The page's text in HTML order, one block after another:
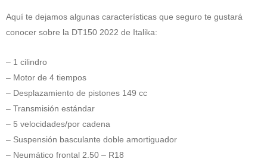
Aquí te dejamos algunas características que seguro te gustará
conocer sobre la DT150 2022 de Italika:
– 1 cilindro
– Motor de 4 tiempos
– Desplazamiento de pistones 149 cc
– Transmisión estándar
– 5 velocidades/por cadena
– Suspensión basculante doble amortiguador
– Neumático frontal 2.50 – R18